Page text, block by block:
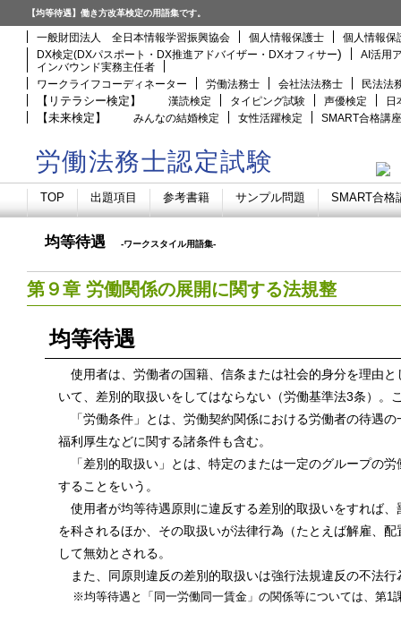
【均等待遇】働き方改革検定の用語集です。
一般財団法人 全日本情報学習振興協会 個人情報保護士
個人情報保
DX検定(DXパスポート・DX推進アドバイザー・DXオフィサー)
AI活用
インバウンド実務主任者
ワークライフコーディネーター
労働法務士 会社法法務士 民法法
【リテラシー検定】 漢読検定 タイピング試験 声優検定 日
【未来検定】 みんなの結婚検定 女性活躍検定 SMART合格講座
労働法務士認定試験
TOP 出題項目 参考書籍 サンプル問題 SMART合格
均等待遇 -ワークスタイル用語集-
第９章 労働関係の展開に関する法規整
均等待遇
使用者は、労働者の国籍、信条または社会的身分を理由
いて、差別的取扱いをしてはならない（労働基準法3条）。
「労働条件」とは、労働契約関係における労働者の待遇
福利厚生などに関する諸条件も含む。
「差別的取扱い」とは、特定のまたは一定のグループの
することをいう。
使用者が均等待遇原則に違反する差別的取扱いをすれば
を科されるほか、その取扱いが法律行為（たとえば解雇、
して無効とされる。
また、同原則違反の差別的取扱いは強行法規違反の不法
※均等待遇と「同一労働同一賃金」の関係等については、第1